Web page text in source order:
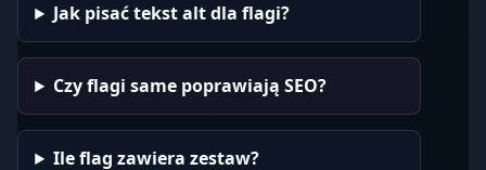
Jak pisać tekst alt dla flagi?
Czy flagi same poprawiają SEO?
Ile flag zawiera zestaw?